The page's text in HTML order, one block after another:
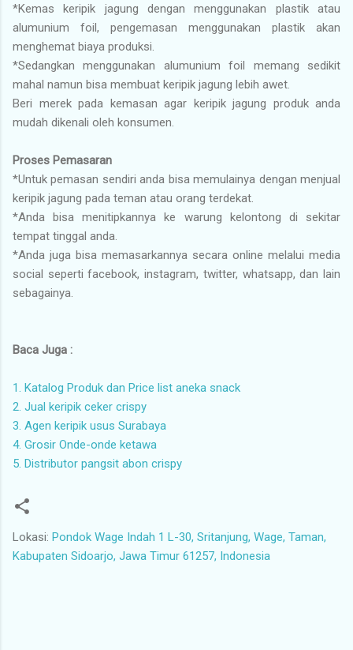
*Kemas keripik jagung dengan menggunakan plastik atau
alumunium foil, pengemasan menggunakan plastik akan
menghemat biaya produksi.
*Sedangkan menggunakan alumunium foil memang sedikit
mahal namun bisa membuat keripik jagung lebih awet.
Beri merek pada kemasan agar keripik jagung produk anda
mudah dikenali oleh konsumen.
Proses Pemasaran
*Untuk pemasan sendiri anda bisa memulainya dengan menjual
keripik jagung pada teman atau orang terdekat.
*Anda bisa menitipkannya ke warung kelontong di sekitar
tempat tinggal anda.
*Anda juga bisa memasarkannya secara online melalui media
social seperti facebook, instagram, twitter, whatsapp, dan lain
sebagainya.
Baca Juga :
1. Katalog Produk dan Price list aneka snack
2. Jual keripik ceker crispy
3. Agen keripik usus Surabaya
4. Grosir Onde-onde ketawa
5. Distributor pangsit abon crispy
Lokasi: Pondok Wage Indah 1 L-30, Sritanjung, Wage, Taman,
Kabupaten Sidoarjo, Jawa Timur 61257, Indonesia